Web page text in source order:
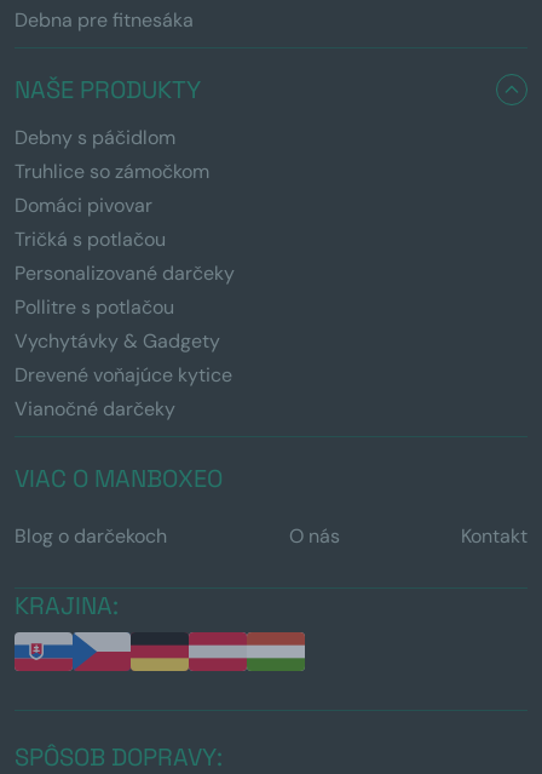
Debna pre fitnesáka
NAŠE PRODUKTY
Debny s páčidlom
Truhlice so zámočkom
Domáci pivovar
Tričká s potlačou
Personalizované darčeky
Pollitre s potlačou
Vychytávky & Gadgety
Drevené voňajúce kytice
Vianočné darčeky
VIAC O MANBOXEO
Blog o darčekoch O nás Kontakt
KRAJINA:
SPÔSOB DOPRAVY: